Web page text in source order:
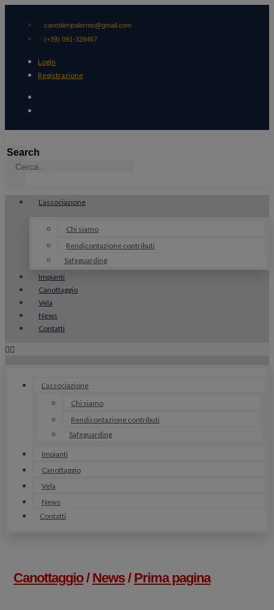
contenuto
canottieripalermo@gmail.com
(+39) 091-328467
Login
Registrazione
Search
L’associazione
Chi siamo
Rendicontazione contributi
Safeguarding
Impianti
Canottaggio
Vela
News
Contatti
L’associazione
Chi siamo
Rendicontazione contributi
Safeguarding
Impianti
Canottaggio
Vela
News
Contatti
Canottaggio/ News/ Prima pagina